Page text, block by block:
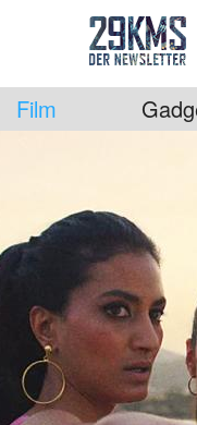
Film